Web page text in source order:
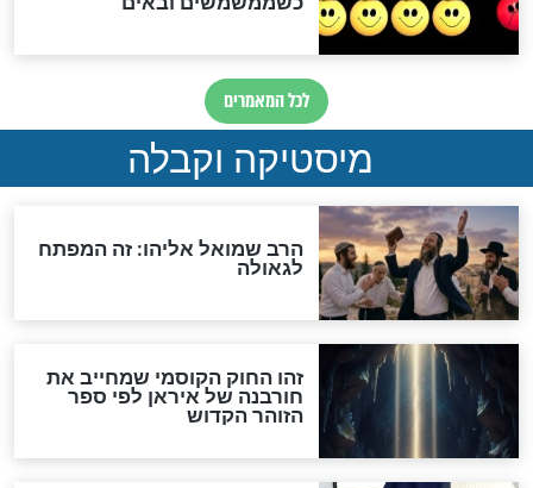
מה יהיה בימות המשיח?
"לפני הגאולה תהיה אפיקורסות
והכחשה גדולה מאוד של
האמונה"
האם לאחר בוא המשיח יהיה
אפשר לחזור בתשובה?